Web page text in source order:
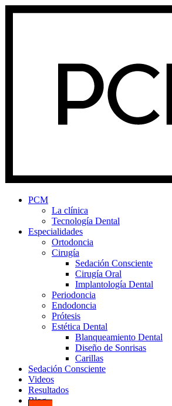
PCM
La clínica
Tecnología Dental
Especialidades
Ortodoncia
Cirugía
Sedación Consciente
Cirugía Oral
Implantología Dental
Periodoncia
Endodoncia
Prótesis
Estética Dental
Blanqueamiento Dental
Diseño de Sonrisas
Carillas
Sedación Consciente
Videos
Resultados
Blog